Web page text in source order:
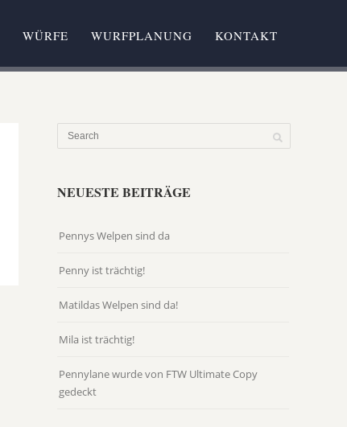
WÜRFE WURFPLANUNG KONTAKT
NEUESTE BEITRÄGE
Pennys Welpen sind da
Penny ist trächtig!
Matildas Welpen sind da!
Mila ist trächtig!
Pennylane wurde von FTW Ultimate Copy
gedeckt